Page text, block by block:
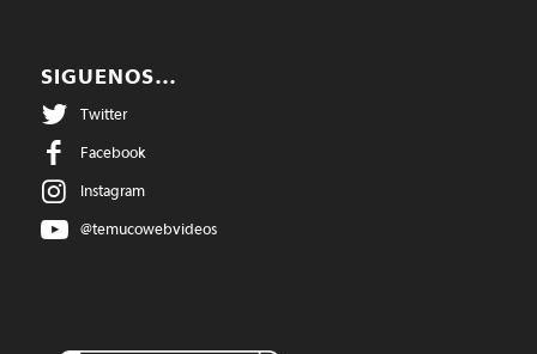
SIGUENOS…
Twitter
Facebook
Instagram
@temucowebvideos